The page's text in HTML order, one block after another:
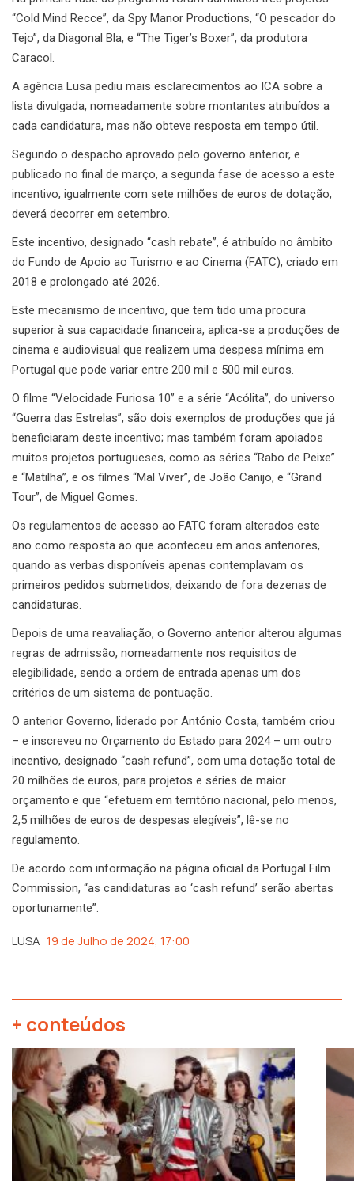
“Cold Mind Recce”, da Spy Manor Productions, “O pescador do
Tejo”, da Diagonal Bla, e “The Tiger’s Boxer”, da produtora
Caracol.
A agência Lusa pediu mais esclarecimentos ao ICA sobre a
lista divulgada, nomeadamente sobre montantes atribuídos a
cada candidatura, mas não obteve resposta em tempo útil.
Segundo o despacho aprovado pelo governo anterior, e
publicado no final de março, a segunda fase de acesso a este
incentivo, igualmente com sete milhões de euros de dotação,
deverá decorrer em setembro.
Este incentivo, designado “cash rebate”, é atribuído no âmbito
do Fundo de Apoio ao Turismo e ao Cinema (FATC), criado em
2018 e prolongado até 2026.
Este mecanismo de incentivo, que tem tido uma procura
superior à sua capacidade financeira, aplica-se a produções de
cinema e audiovisual que realizem uma despesa mínima em
Portugal que pode variar entre 200 mil e 500 mil euros.
O filme “Velocidade Furiosa 10” e a série “Acólita”, do universo
“Guerra das Estrelas”, são dois exemplos de produções que já
beneficiaram deste incentivo; mas também foram apoiados
muitos projetos portugueses, como as séries “Rabo de Peixe”
e “Matilha”, e os filmes “Mal Viver”, de João Canijo, e “Grand
Tour”, de Miguel Gomes.
Os regulamentos de acesso ao FATC foram alterados este
ano como resposta ao que aconteceu em anos anteriores,
quando as verbas disponíveis apenas contemplavam os
primeiros pedidos submetidos, deixando de fora dezenas de
candidaturas.
Depois de uma reavaliação, o Governo anterior alterou algumas
regras de admissão, nomeadamente nos requisitos de
elegibilidade, sendo a ordem de entrada apenas um dos
critérios de um sistema de pontuação.
O anterior Governo, liderado por António Costa, também criou
– e inscreveu no Orçamento do Estado para 2024 – um outro
incentivo, designado “cash refund”, com uma dotação total de
20 milhões de euros, para projetos e séries de maior
orçamento e que “efetuem em território nacional, pelo menos,
2,5 milhões de euros de despesas elegíveis”, lê-se no
regulamento.
De acordo com informação na página oficial da Portugal Film
Commission, “as candidaturas ao ‘cash refund’ serão abertas
oportunamente”.
LUSA 19 de Julho de 2024, 17:00
+ conteúdos